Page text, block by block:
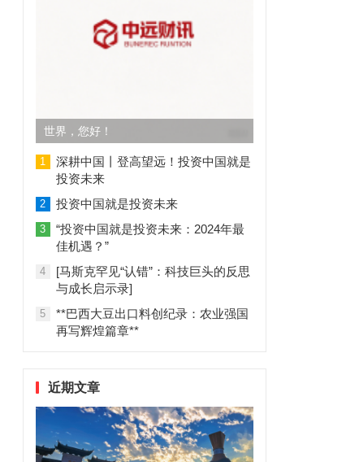
世界，您好！
1
深耕中国丨登高望远！投资中国就是
投资未来
2 投资中国就是投资未来
3
“投资中国就是投资未来：2024年最
佳机遇？”
4
[马斯克罕见“认错”：科技巨头的反思
与成长启示录]
5
**巴西大豆出口料创纪录：农业强国
再写辉煌篇章**
近期文章